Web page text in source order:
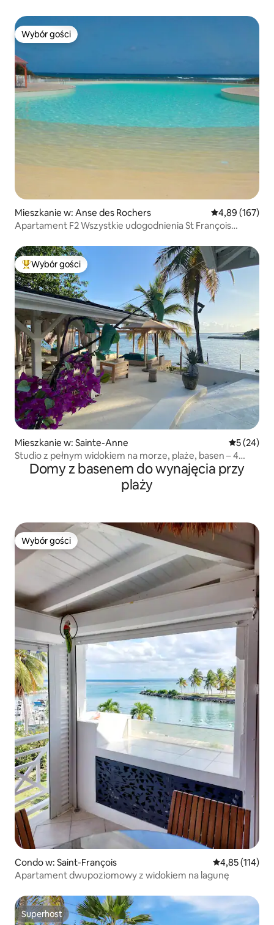
Wybór gości
Wybór gości
Mieszkanie w: Anse des Rochers Średnia
4,89 (167)
Apartament F2 Wszystkie udogodnienia St François
Najpopularniejsze z kategorii Wybór gości
Wybór gości
Mieszkanie w: Sainte-Anne Średnia
5 (24)
Studio z pełnym widokiem na morze, plaże, basen – 4
gwiazdki
Domy z basenem do wynajęcia przy
plaży
Wybór gości
Wybór gości
Condo w: Saint-François Średnia
4,85 (114)
Apartament dwupoziomowy z widokiem na lagunę
Superhost
Superhost